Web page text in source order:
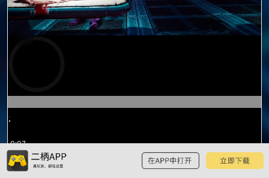
0:07
/
0:46
0:46
预